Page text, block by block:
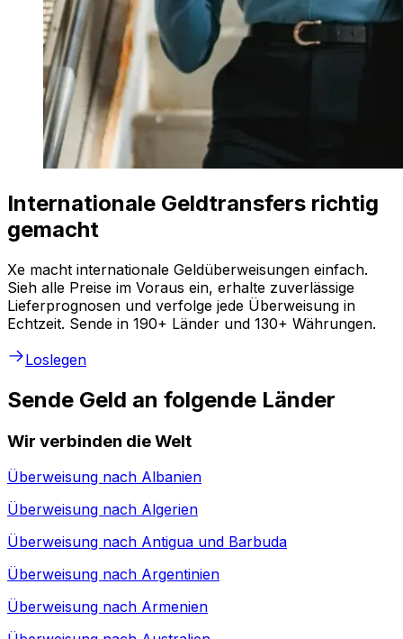
Internationale Geldtransfers richtig
gemacht
Xe macht internationale Geldüberweisungen einfach.
Sieh alle Preise im Voraus ein, erhalte zuverlässige
Lieferprognosen und verfolge jede Überweisung in
Echtzeit. Sende in 190+ Länder und 130+ Währungen.
Loslegen
Sende Geld an folgende Länder
Wir verbinden die Welt
Überweisung nach Albanien
Überweisung nach Algerien
Überweisung nach Antigua und Barbuda
Überweisung nach Argentinien
Überweisung nach Armenien